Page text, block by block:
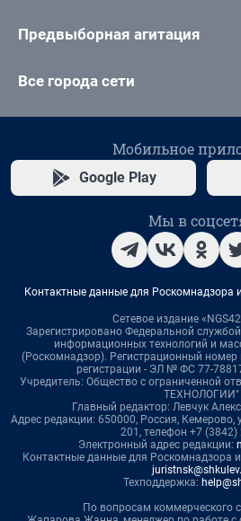
Предвыборная агитация
Все города сети
Мобильное
Google Play
Мы в
Контактные данные для Роскомнадзора
Сетевое издание
Зарегистрировано Федеральной
информационных технологий и
(Роскомнадзор). Регистрационный
регистрации - ЭЛ № ФС 77-
Учредитель: Общество с ограниченной
ТЕХНОЛОГИИ"
Главный редактор: Левчук
Адрес редакции: 650000, Россия, Кемерово,
201, телефон +7 (3842)
Электронный адрес редакции:
Контактные данные для Роскомнадзора
Техподдержка:
По вопросам коммерческого